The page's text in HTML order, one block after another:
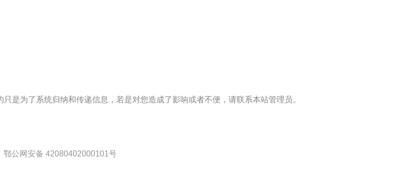
是为了系统归纳和传递信息，若是对您造成了影响或者不便，请联系本站管理员。
鄂公网安备 42080402000101号